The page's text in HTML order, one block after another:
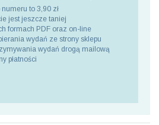
to 3,90 zł
jest jeszcze taniej
formach PDF oraz on-line
wydań ze strony sklepu
wydań drogą mailową
płatności